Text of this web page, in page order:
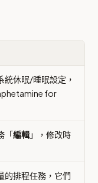
統休眠/睡眠設定，
for
「編輯」，修改時
的排程任務，它們